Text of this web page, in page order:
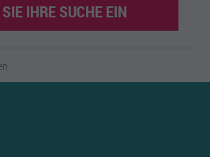
IHRE SUCHE EIN